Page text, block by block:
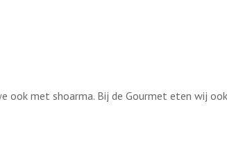
met shoarma. Bij de Gourmet eten wij